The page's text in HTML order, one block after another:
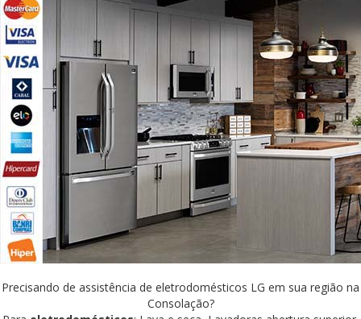
Precisando de assistência de eletrodomésticos LG em sua região na
Consolação?